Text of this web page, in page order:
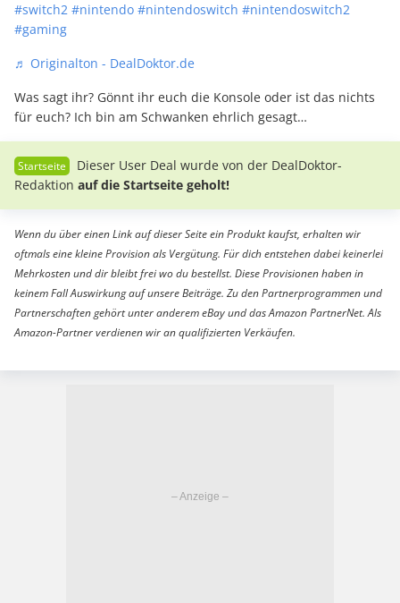
#switch2 #nintendo #nintendoswitch #nintendoswitch2
#gaming
♬ Originalton - DealDoktor.de
Was sagt ihr? Gönnt ihr euch die Konsole oder ist das nichts
für euch? Ich bin am Schwanken ehrlich gesagt…
Dieser User Deal wurde von der DealDoktor-
Redaktion auf die Startseite geholt!
Wenn du über einen Link auf dieser Seite ein Produkt kaufst, erhalten wir
oftmals eine kleine Provision als Vergütung. Für dich entstehen dabei keinerlei
Mehrkosten und dir bleibt frei wo du bestellst. Diese Provisionen haben in
keinem Fall Auswirkung auf unsere Beiträge. Zu den Partnerprogrammen und
Partnerschaften gehört unter anderem eBay und das Amazon PartnerNet. Als
Amazon-Partner verdienen wir an qualifizierten Verkäufen.